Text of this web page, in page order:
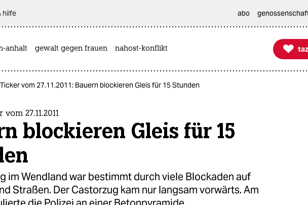
hilfe abo
anhalt gewalt gegen frauen nahost-konflikt 
taz
vom 27.11.2011: Bauern blockieren Gleis für 15 Stunden
27.11.2011
blockieren Gleis für 15
im Wendland war bestimmt durch viele Blockaden auf
Straßen. Der Castorzug kam nur langsam vorwärts. Am